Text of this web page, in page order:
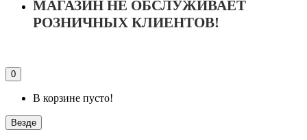
МАГАЗИН НЕ ОБСЛУЖИВАЕТ
РОЗНИЧНЫХ КЛИЕНТОВ!
0
В корзине пусто!
Везде